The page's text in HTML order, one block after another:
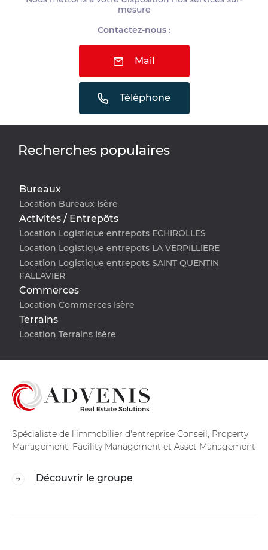
mesure
Contactez-nous :
Mail
Téléphone
Recherches populaires
Bureaux
Location Bureaux Isère
Activités / Entrepôts
Location Logistique entrepots ECHIROLLES
Location Logistique entrepots LA VERPILLIERE
Location Logistique entrepots SAINT QUENTIN
FALLAVIER
Commerces
Location Commerces Isère
Terrains
Location Terrains Isère
Spécialiste de l'immobilier d'entreprise Conseil, Property
Management, Facility Management et Asset Management
Découvrir le groupe